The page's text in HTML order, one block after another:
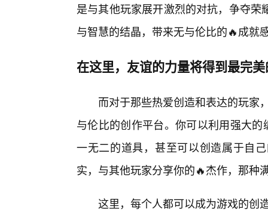
是与其他玩家展开激烈的对抗，争夺
与智慧的结晶，带来无与伦比的🔥成就
在这里，友谊的力量将得到最完
而对于那些热爱创造和表达的玩家
与伦比的创作平台。你可以利用强大
一无二的道具，甚至可以创造属于自
实，与其他玩家分享你的🔥杰作，那种
这里，每个人都可以成为游戏的创